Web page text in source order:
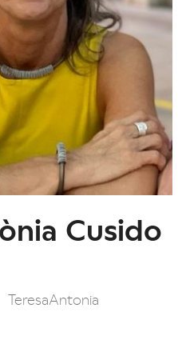
Cusido
TeresaAntonia